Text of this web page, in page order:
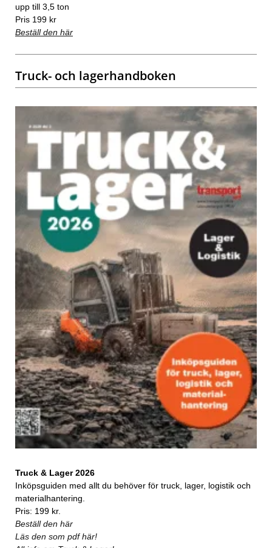
upp till 3,5 ton
Pris 199 kr
Beställ den här
Truck- och lagerhandboken
Truck & Lager 2026
Inköpsguiden med allt du behöver för truck, lager, logistik och
materialhantering.
Pris: 199 kr.
Beställ den här
Läs den som pdf här!